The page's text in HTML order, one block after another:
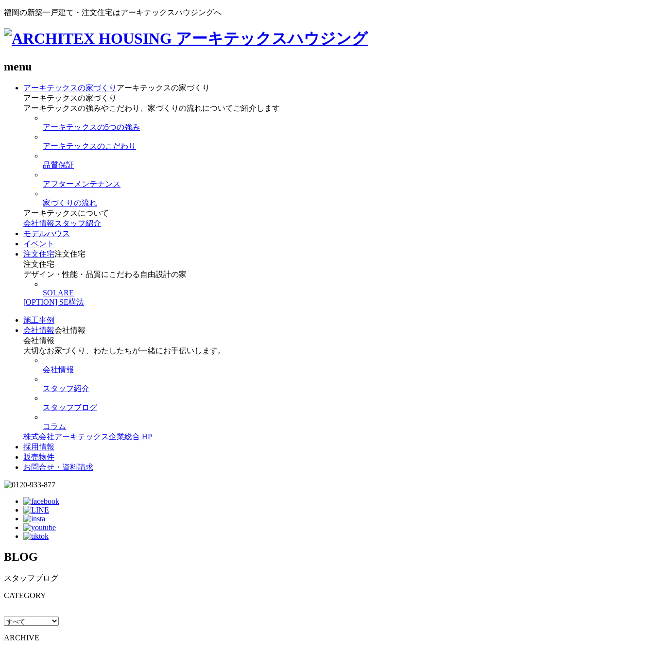
福岡の新築一戸建て・注文住宅はアーキテックスハウジングへ
menu
アーキテックスの家づくり アーキテックスの家づくり
アーキテックスの家づくり
アーキテックスの強みやこだわり、家づくりの流れについてご紹介します
アーキテックスの5つの強み
アーキテックスのこだわり
品質保証
アフターメンテナンス
家づくりの流れ
アーキテックスについて
会社情報 スタッフ紹介
モデルハウス
イベント
注文住宅注文住宅
注文住宅
デザイン・性能・品質にこだわる自由設計の家
SOLARE
[OPTION] SE構法
施工事例
会社情報会社情報
会社情報
大切なお家づくり、わたしたちが一緒にお手伝いします。
会社情報
スタッフ紹介
スタッフブログ
コラム
株式会社アーキテックス企業総合 HP
採用情報
販売物件
お問合せ・資料請求
BLOG
スタッフブログ
CATEGORY
ARCHIVE